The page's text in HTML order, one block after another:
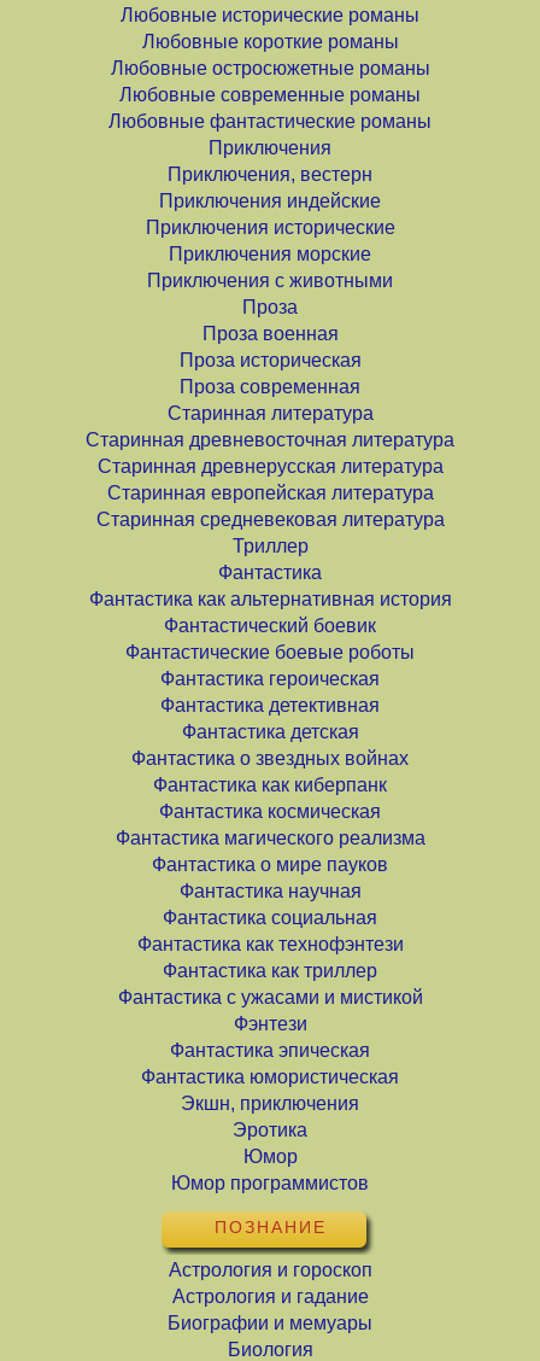
Любовные исторические романы
Любовные короткие романы
Любовные остросюжетные романы
Любовные современные романы
Любовные фантастические романы
Приключения
Приключения, вестерн
Приключения индейские
Приключения исторические
Приключения морские
Приключения с животными
Проза
Проза военная
Проза историческая
Проза современная
Старинная литература
Старинная древневосточная литература
Старинная древнерусская литература
Старинная европейская литература
Старинная средневековая литература
Триллер
Фантастика
Фантастика как альтернативная история
Фантастический боевик
Фантастические боевые роботы
Фантастика героическая
Фантастика детективная
Фантастика детская
Фантастика о звездных войнах
Фантастика как киберпанк
Фантастика космическая
Фантастика магического реализма
Фантастика о мире пауков
Фантастика научная
Фантастика социальная
Фантастика как технофэнтези
Фантастика как триллер
Фантастика с ужасами и мистикой
Фэнтези
Фантастика эпическая
Фантастика юмористическая
Экшн, приключения
Эротика
Юмор
Юмор программистов
ПОЗНАНИЕ
Астрология и гороскоп
Астрология и гадание
Биографии и мемуары
Биология